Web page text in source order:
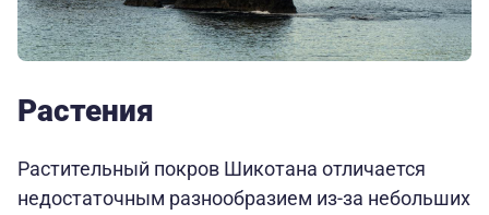
Растения
Растительный покров Шикотана отличается
недостаточным разнообразием из-за небольших